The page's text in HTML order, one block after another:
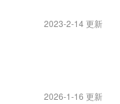
2023-2-14 更新
2026-1-16 更新